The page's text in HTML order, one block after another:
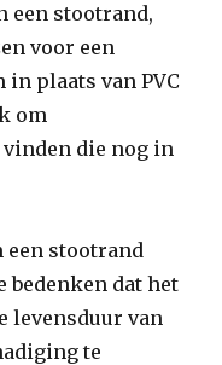
een stootrand,
voor een
plaats van PVC
om
die nog in
een ​​stootrand
bedenken dat het
levensduur van
te